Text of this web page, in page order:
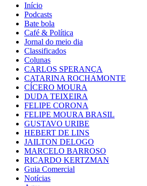
Início
Podcasts
Bate bola
Café & Política
Jornal do meio dia
Classificados
Colunas
CARLOS SPERANÇA
CATARINA ROCHAMONTE
CÍCERO MOURA
DUDA TEIXEIRA
FELIPE CORONA
FELIPE MOURA BRASIL
GUSTAVO URIBE
HEBERT DE LINS
JAILTON DELOGO
MARCELO BARROSO
RICARDO KERTZMAN
Guia Comercial
Notícias